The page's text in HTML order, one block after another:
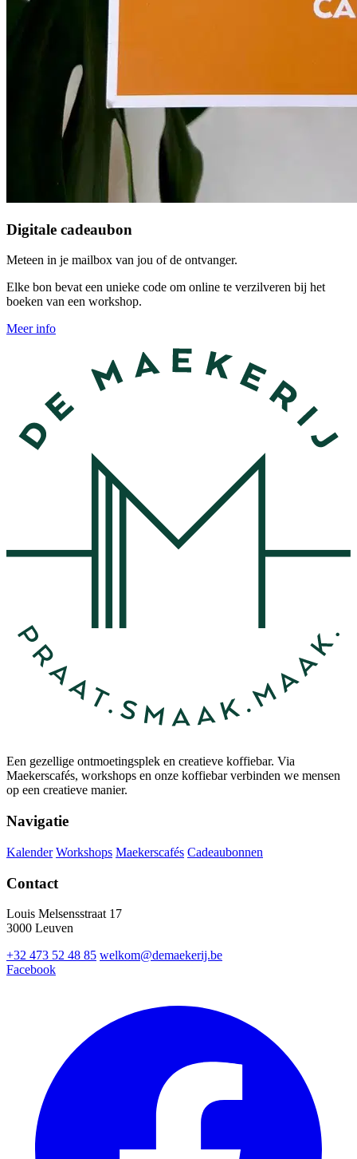
Digitale cadeaubon
Meteen in je mailbox van jou of de ontvanger.
Elke bon bevat een unieke code om online te verzilveren bij het
boeken van een workshop.
Meer info
Een gezellige ontmoetingsplek en creatieve koffiebar. Via
Maekerscafés, workshops en onze koffiebar verbinden we mensen
op een creatieve manier.
Navigatie
Kalender Workshops Maekerscafés Cadeaubonnen
Contact
Louis Melsensstraat 17
3000 Leuven
+32 473 52 48 85 welkom@demaekerij.be
Facebook